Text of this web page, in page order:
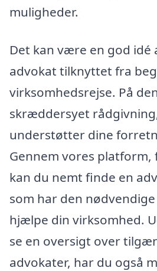
muligheder.
Det kan være en god idé
advokat tilknyttet fra
virksomhedsrejse. På
skræddersyet
understøtter dine
Gennem vores
kan du nemt finde en
som har den
hjælpe din virksomhed.
se en oversigt over
advokater, har du også